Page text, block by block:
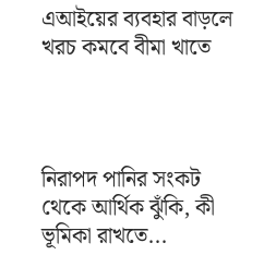
এআইয়ের ব্যবহার বাড়লে
খরচ কমবে বীমা খাতে
নিরাপদ পানির সংকট
থেকে আর্থিক ঝুঁকি, কী
ভূমিকা রাখতে...